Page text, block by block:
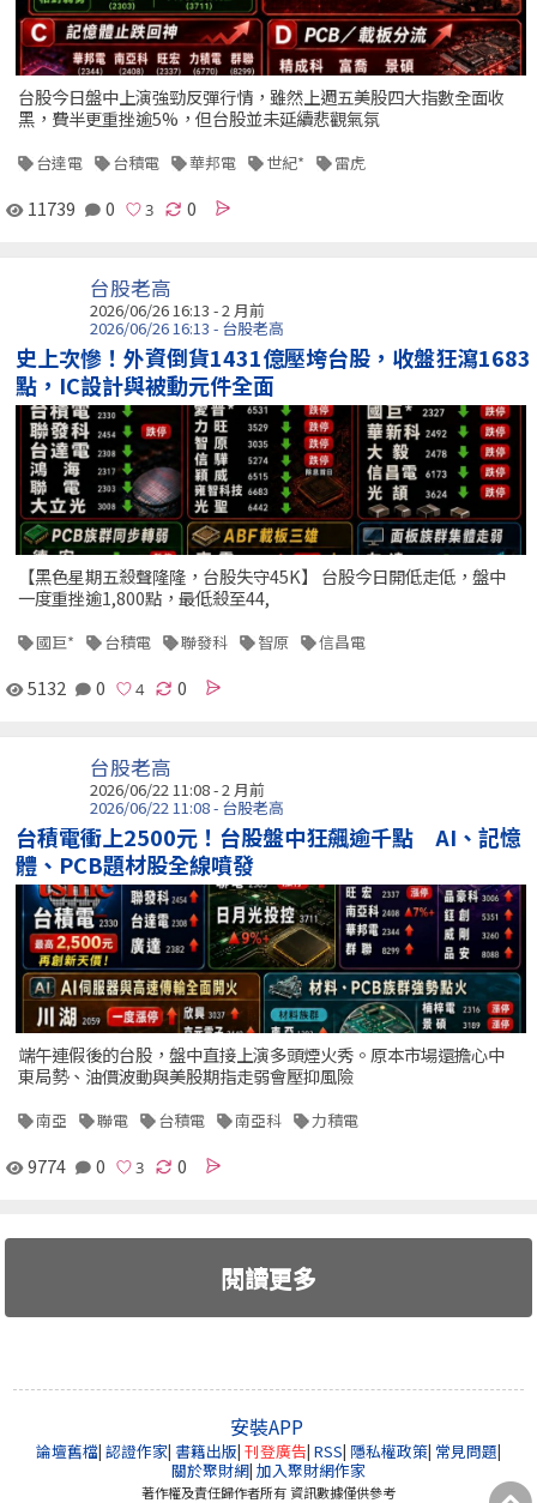
台股今日盤中上演強勁反彈行情，雖然上週五美股四大指數全面收
黑，費半更重挫逾5%，但台股並未延續悲觀氣氛
台達電 台積電 華邦電 世紀* 雷虎
11739 0 0
台股老高
2026/06/26 16:13 - 2 月前
2026/06/26 16:13 - 台股老高
史上次慘！外資倒貨1431億壓垮台股，收盤狂瀉1683
點，IC設計與被動元件全面
【黑色星期五殺聲隆隆，台股失守45K】 台股今日開低走低，盤中
一度重挫逾1,800點，最低殺至44,
國巨* 台積電 聯發科 智原 信昌電
5132 0 0
台股老高
2026/06/22 11:08 - 2 月前
2026/06/22 11:08 - 台股老高
台積電衝上2500元！台股盤中狂飆逾千點 AI、記憶
體、PCB題材股全線噴發
端午連假後的台股，盤中直接上演多頭煙火秀。原本市場還擔心中
東局勢、油價波動與美股期指走弱會壓抑風險
南亞 聯電 台積電 南亞科 力積電
9774 0 0
閱讀更多
安裝APP
論壇舊檔| 認證作家| 書籍出版| 刊登廣告| RSS| 隱私權政策| 常見問題|
關於聚財網| 加入聚財網作家
著作權及責任歸作者所有 資訊數據僅供參考